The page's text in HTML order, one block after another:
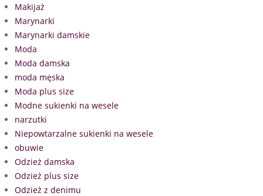
Makijaż
Marynarki
Marynarki damskie
Moda
Moda damska
moda męska
Moda plus size
Modne sukienki na wesele
narzutki
Niepowtarzalne sukienki na wesele
obuwie
Odzież damska
Odzież plus size
Odzież z denimu